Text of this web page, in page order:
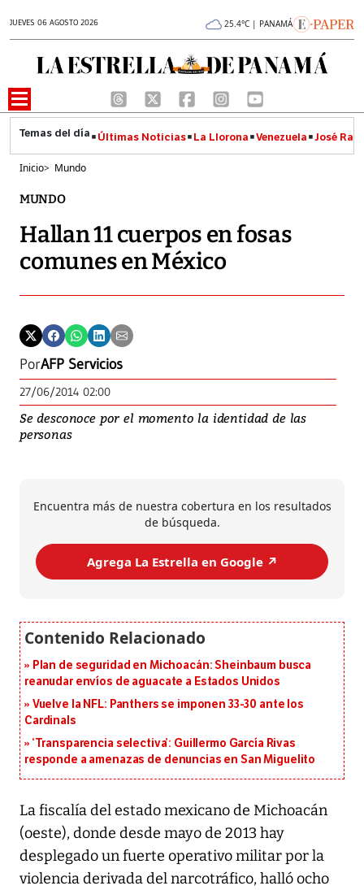
JUEVES 06 AGOSTO 2026 25.4°C | PANAMÁ
Últimas Noticias La Llorona Venezuela José
Inicio> Mundo
MUNDO
Hallan 11 cuerpos en fosas
comunes en México
PorAFP Servicios
27/06/2014 02:00
Se desconoce por el momento la identidad de las
personas
Encuentra más de nuestra cobertura en los resultados
de búsqueda.
Agrega La Estrella en Google ↗️
Plan de seguridad en Michoacán: Sheinbaum busca
reanudar envíos de aguacate a Estados Unidos
Vuelve la NFL: Panthers se imponen 33-30 ante los
Cardinals
‘Transparencia selectiva’: Guillermo García Rivas
responde a amenazas de denuncias en San Miguelito
La fiscalía del estado mexicano de Michoacán
(oeste), donde desde mayo de 2013 hay
desplegado un fuerte operativo militar por la
violencia derivada del narcotráfico, halló ocho